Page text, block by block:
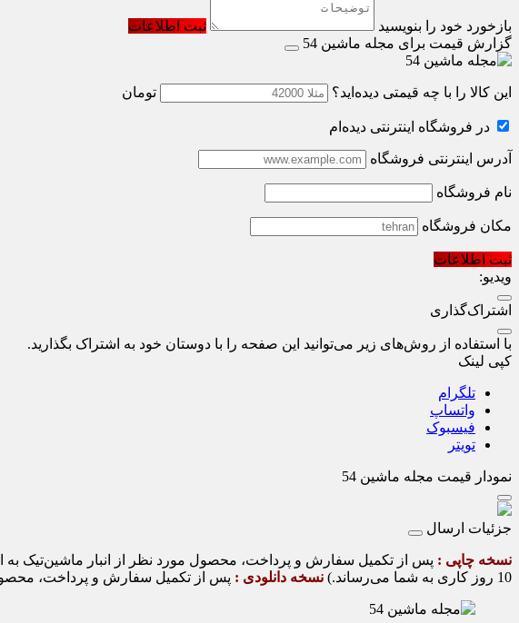
بازخورد خود را بنویسید
ثبت اطلاعات
گزارش قیمت برای مجله ماشین 54
این کالا را با چه قیمتی دیده‌اید؟ تومان
در فروشگاه اینترنتی دیده‌ام
آدرس اینترنتی فروشگاه
نام فروشگاه
مکان فروشگاه
ثبت اطلاعات
ویدیو:
اشتراک‌گذاری
با استفاده از روش‌های زیر می‌توانید این صفحه را با دوستان خود به اشتراک بگذارید.
کپی لینک
تلگرام
واتساپ
فیسبوک
تویتر
نمودار قیمت مجله ماشین 54
جزئیات ارسال
نسخه چاپی :
10 روز کاری به شما می‌رساند.)
نسخه دانلودی : پس از تکمیل سفارش و پرداخت، محصول